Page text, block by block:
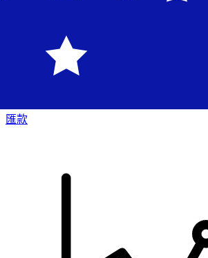
XE 國際匯款
快捷安全地上網匯款。即時追蹤和通知外
匯款